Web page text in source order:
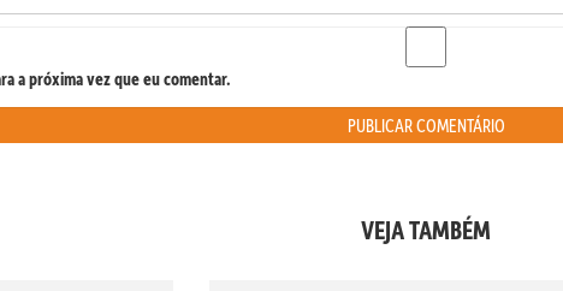
a próxima vez que eu comentar.
VEJA TAMBÉM